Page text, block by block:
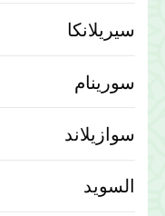
سيريلانكا
سورينام
سوازيلاند
السويد